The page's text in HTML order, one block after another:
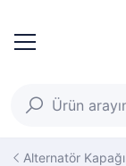
Alternatör Kapağı